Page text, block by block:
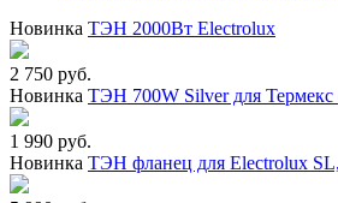
Новинка ТЭН 2000Вт Electrolux
2 750 руб.
Новинка ТЭН 700W Silver для Термекс
1 990 руб.
Новинка ТЭН фланец для Electrolux